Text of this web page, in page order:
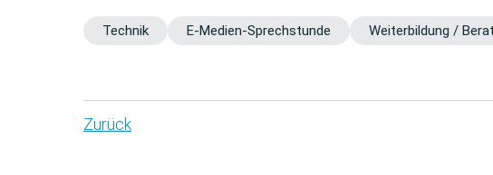
Technik E-Medien-Sprechstunde Weiterbildung /
Zurück